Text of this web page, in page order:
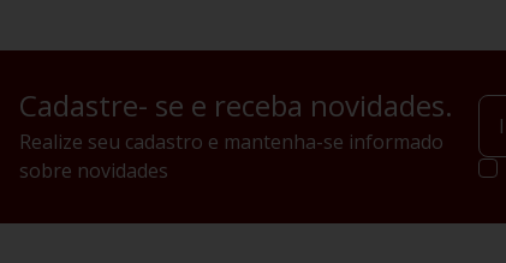
Cadastre- se e receba novidades.
Realize seu cadastro e mantenha-se informado
sobre novidades